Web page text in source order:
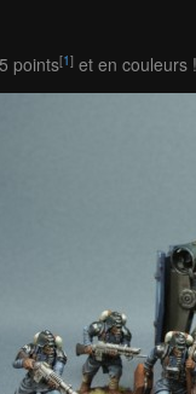
points[1] et en couleurs